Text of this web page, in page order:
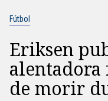
Fútbol
Eriksen
alentadora
de morir